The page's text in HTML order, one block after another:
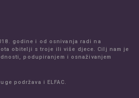
godine i od osnivanja radi na
obitelji s troje ili više djece. Cilj nam je
podupiranjem i osnaživanjem
podržava i ELFAC.